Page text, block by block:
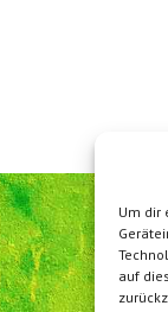
Um dir
auf